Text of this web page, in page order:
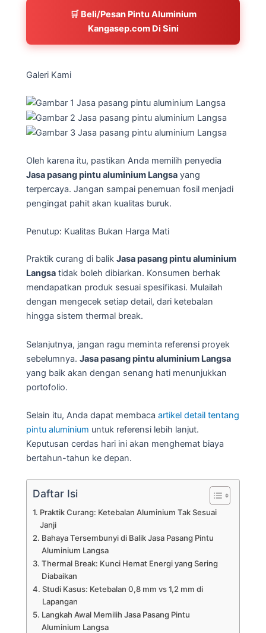
🛒 Beli/Pesan Pintu Aluminium
Kangasep.com Di Sini
Galeri Kami
Oleh karena itu, pastikan Anda memilih penyedia
Jasa pasang pintu aluminium Langsa yang
terpercaya. Jangan sampai penemuan fosil menjadi
pengingat pahit akan kualitas buruk.
Penutup: Kualitas Bukan Harga Mati
Praktik curang di balik Jasa pasang pintu aluminium
Langsa tidak boleh dibiarkan. Konsumen berhak
mendapatkan produk sesuai spesifikasi. Mulailah
dengan mengecek setiap detail, dari ketebalan
hingga sistem thermal break.
Selanjutnya, jangan ragu meminta referensi proyek
sebelumnya. Jasa pasang pintu aluminium Langsa
yang baik akan dengan senang hati menunjukkan
portofolio.
Selain itu, Anda dapat membaca artikel detail tentang
pintu aluminium untuk referensi lebih lanjut.
Keputusan cerdas hari ini akan menghemat biaya
bertahun-tahun ke depan.
Daftar Isi
Praktik Curang: Ketebalan Aluminium Tak Sesuai
Janji
Bahaya Tersembunyi di Balik Jasa Pasang Pintu
Aluminium Langsa
Thermal Break: Kunci Hemat Energi yang Sering
Diabaikan
Studi Kasus: Ketebalan 0,8 mm vs 1,2 mm di
Lapangan
Langkah Awal Memilih Jasa Pasang Pintu
Aluminium Langsa